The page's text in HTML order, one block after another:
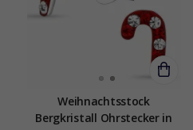
Weihnachtsstock
Bergkristall Ohrstecker in